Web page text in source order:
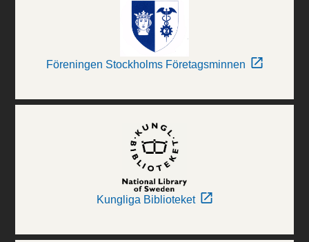
Föreningen Stockholms Företagsminnen
Kungliga Biblioteket